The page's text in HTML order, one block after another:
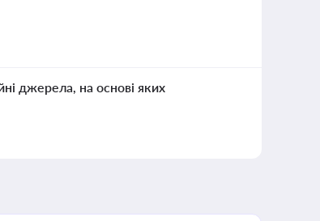
джерела, на основі яких